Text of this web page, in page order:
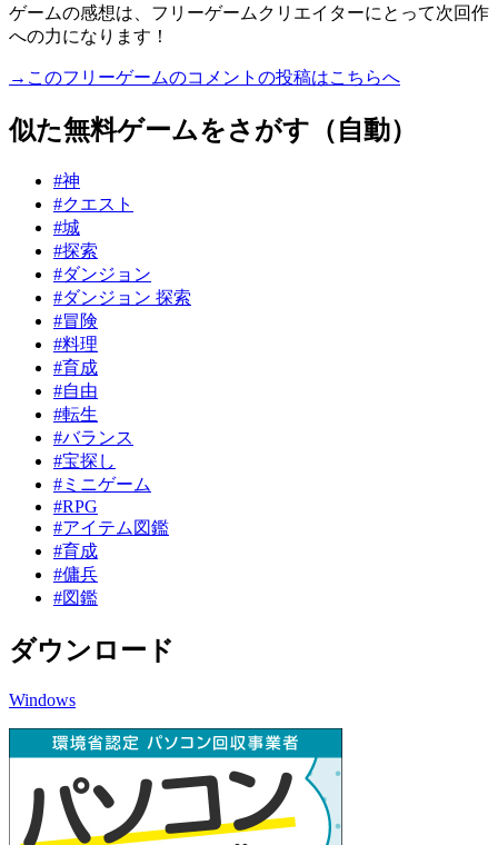
ゲームの感想は、フリーゲームクリエイターにとって次回作
への力になります！
→このフリーゲームのコメントの投稿はこちらへ
似た無料ゲームをさがす（自動）
#神
#クエスト
#城
#探索
#ダンジョン
#ダンジョン 探索
#冒険
#料理
#育成
#自由
#転生
#バランス
#宝探し
#ミニゲーム
#RPG
#アイテム図鑑
#育成
#傭兵
#図鑑
ダウンロード
Windows